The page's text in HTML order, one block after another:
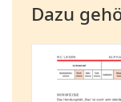
Dazu